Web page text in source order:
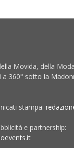
Movida, della
a 360° sotto la
stampa:
e partnership: